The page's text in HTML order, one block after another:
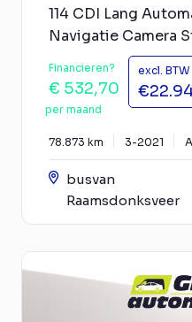
114 CDI Lang
Navigatie Camera
Financieren?
€ 532,70
per maand
excl. BTW
78.873 km 3-2021
busvan
Raamsdonksveer